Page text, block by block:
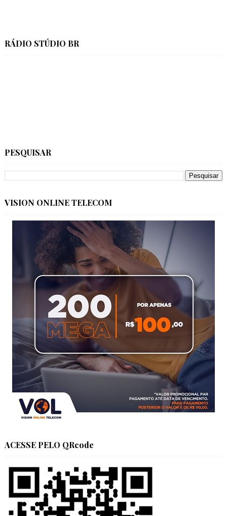
RÁDIO STÚDIO BR
PESQUISAR
VISION ONLINE TELECOM
ACESSE PELO QRcode